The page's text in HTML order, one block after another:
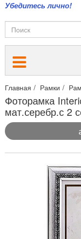
Убедитесь лично!
Главная Рамки
Фоторамка
мат.серебр.с 2